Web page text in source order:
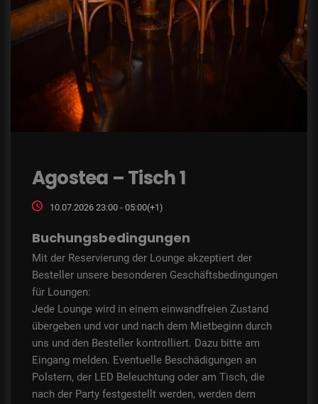
Agostea – Tisch 1
10.07.2026 23:00 - 05:00(+1)
Buchungsbedingungen
Mit der Reservierung der Lounge akzeptiert der
Besteller unsere besonderen Geschäftsbedingungen
für Loungen:
Jede Lounge wird in einem einwandfreien Zustand
übergeben und vor und nach dem Mietbeginn durch
uns und den Besteller kontrolliert. Dazu bitte am
Eingang melden. Eventuelle Beschädigungen an
Polstern, der LED Beleuchtung oder am Tisch, die
nach der Party festgestellt werden, werden dem